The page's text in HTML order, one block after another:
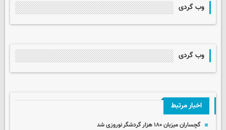
وب گردی
وب گردی
اخبار مرتبط
گچساران میزبان ۱۸۰ هزار گردشگر نوروزی شد